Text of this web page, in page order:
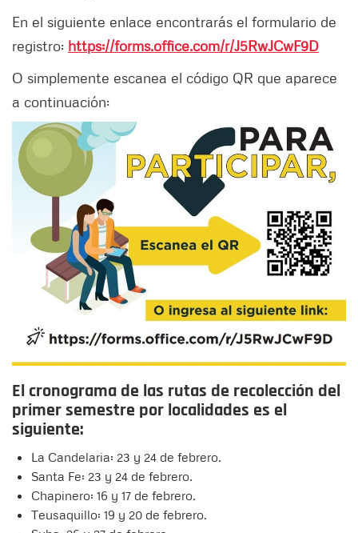
En el siguiente enlace encontrarás el formulario de
registro: https://forms.office.com/r/J5RwJCwF9D
O simplemente escanea el código QR que aparece
a continuación:
El cronograma de las rutas de recolección del
primer semestre por localidades es el
siguiente:
La Candelaria: 23 y 24 de febrero.
Santa Fe: 23 y 24 de febrero.
Chapinero: 16 y 17 de febrero.
Teusaquillo: 19 y 20 de febrero.